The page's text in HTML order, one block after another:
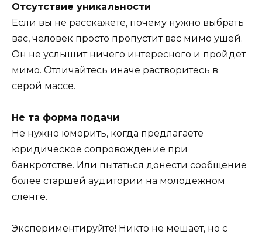
Отсутствие уникальности
Если вы не расскажете, почему нужно выбрать
вас, человек просто пропустит вас мимо ушей.
Он не услышит ничего интересного и пройдет
мимо. Отличайтесь иначе растворитесь в
серой массе.
Не та форма подачи
Не нужно юморить, когда предлагаете
юридическое сопровождение при
банкротстве. Или пытаться донести сообщение
более старшей аудитории на молодежном
сленге.
Экспериментируйте! Никто не мешает, но с